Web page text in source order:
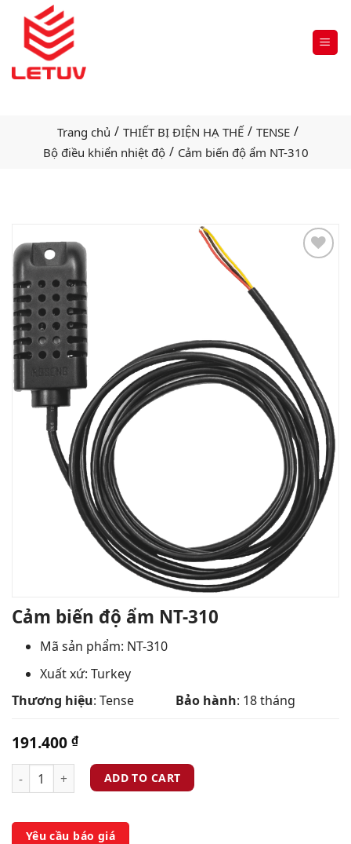
Trang chủ / THIẾT BỊ ĐIỆN HẠ THẾ / TENSE /
Bộ điều khiển nhiệt độ / Cảm biến độ ẩm NT-310
Cảm biến độ ẩm NT-310
Mã sản phẩm: NT-310
Xuất xứ: Turkey
Thương hiệu: Tense Bảo hành: 18 tháng
191.400 ₫
ADD TO CART
Yêu cầu báo giá